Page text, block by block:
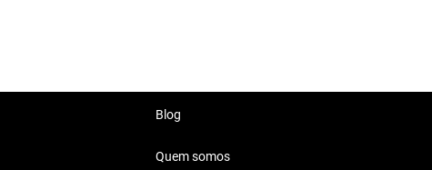
carro ágil e divertido.
Blog
Quem somos